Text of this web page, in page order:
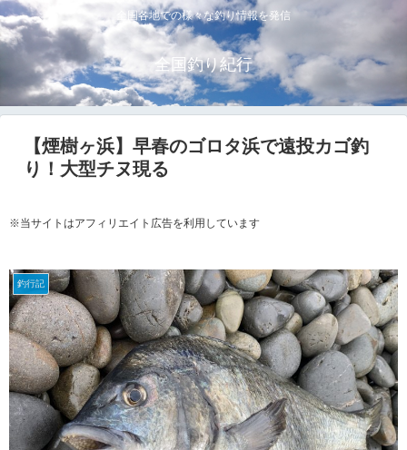
全国各地での様々な釣り情報を発信
全国釣り紀行
【煙樹ヶ浜】早春のゴロタ浜で遠投カゴ釣
り！大型チヌ現る
※当サイトはアフィリエイト広告を利用しています
釣行記